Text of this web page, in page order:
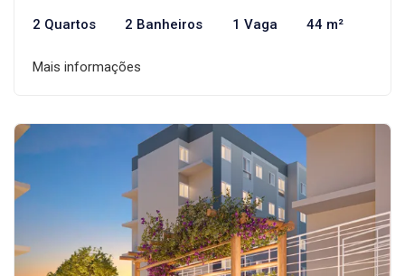
2 Quartos 2 Banheiros 1 Vaga 44 m²
Mais informações